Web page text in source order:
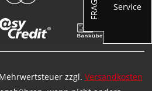
zzgl. Versandkosten
Service